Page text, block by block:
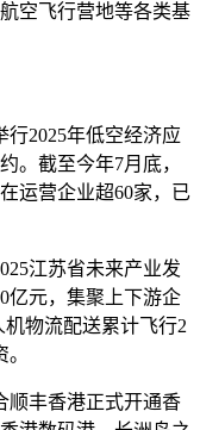
空飞行营地等各类基
2025年低空经济应
。截至今年7月底，
运营企业超60家，已
江苏省未来产业发
亿元，集聚上下游企
物流配送累计飞行2
顺丰香港正式开通香